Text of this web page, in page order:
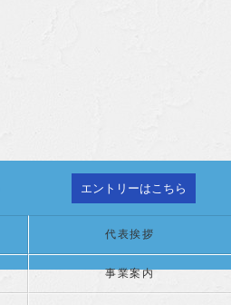
エントリーはこちら
代表挨拶
事業案内